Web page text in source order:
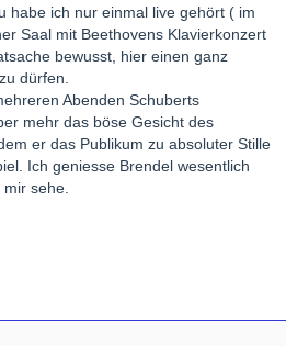
habe ich nur einmal live gehört ( im
Saal mit Beethovens Klavierkonzert
bewusst, hier einen ganz
dürfen.
Abenden Schuberts
mehr das böse Gesicht des
er das Publikum zu absoluter Stille
Ich geniesse Brendel wesentlich
sehe.